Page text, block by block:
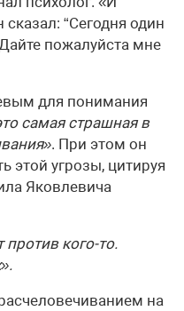
“Сегодня один
пожалуйста мне
для понимания
самая страшная в
. При этом он
этой угрозы, цитируя
Яковлевича
против кого-то.
на